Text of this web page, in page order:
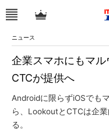
ニュース
企業スマホにもマ
CTCが提供へ
Androidに限らずiOSでも
ら、LookoutとCTCは企
る。